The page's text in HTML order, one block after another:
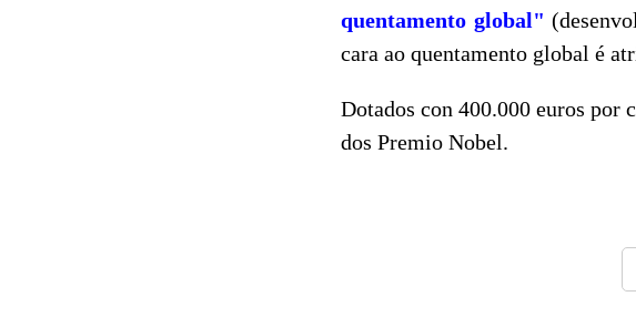
quentamento global"
cara ao quentamento global é
Dotados con 400.000 euros por
dos Premio Nobel.